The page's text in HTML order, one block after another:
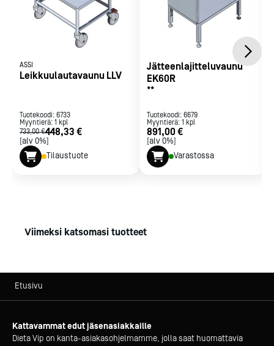
ASSI
Leikkuulautavaunu LLV
Tuotekoodi: 6733
Myyntierä: 1 kpl
733,00 €448,33 €
[alv 0%]
Tilaustuote
Jätteenlajitteluvaunu
EK60R
**
Tuotekoodi: 6679
Myyntierä: 1 kpl
891,00 €
[alv 0%]
Varastossa
Viimeksi katsomasi tuotteet
Etusivu
Kattavammat edut jäsenasiakkaille
Dieta Vip on kanta-asiakasohjelmamme, jolla saat huomattavia